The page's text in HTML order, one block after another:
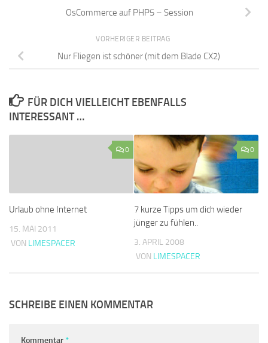
OsCommerce auf PHP5 – Session
VORHERIGER BEITRAG
Nur Fliegen ist schöner (mit dem Blade CX2)
FÜR DICH VIELLEICHT EBENFALLS
INTERESSANT …
0
Urlaub ohne Internet
15. MAI 2011
VON LIMESPACER
0
7 kurze Tipps um dich wieder
jünger zu fühlen..
3. APRIL 2008
VON LIMESPACER
SCHREIBE EINEN KOMMENTAR
Kommentar*